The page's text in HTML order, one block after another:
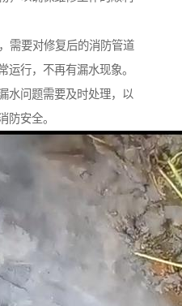
需要对修复后的消防管道
运行，不再有漏水现象。
水问题需要及时处理，以
防安全。